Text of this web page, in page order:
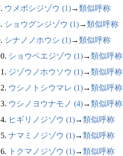
ウメボシジゾウ (1)→類似呼称
ショウグンジゾウ (1)→類似呼称
シナノノホウシ (1)→類似呼称
ショウベエジゾウ (1)→類似呼称
ジゾウノホウソウ (1)→類似呼称
ウシノトシウマレ (1)→類似呼称
ウシノヨウナモノ (4)→類似呼称
ヒギリノジゾウ (1)→類似呼称
ナマミノジゾウ (1)→類似呼称
トクマノジゾウ (1)→類似呼称